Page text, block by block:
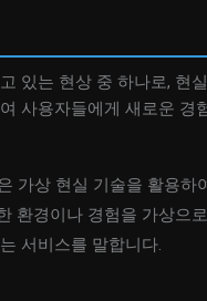
있는 현상 중 하나로, 현
사용자들에게 새로운 경
가상 현실 기술을 활용하
환경이나 경험을 가상으
서비스를 말합니다.